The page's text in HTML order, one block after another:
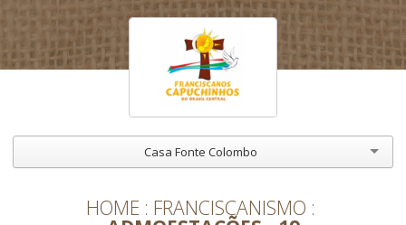
Casa Fonte Colombo
HOME FRANCISCANISMO